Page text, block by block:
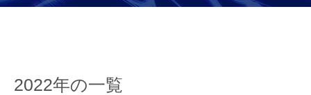
2022年の一覧